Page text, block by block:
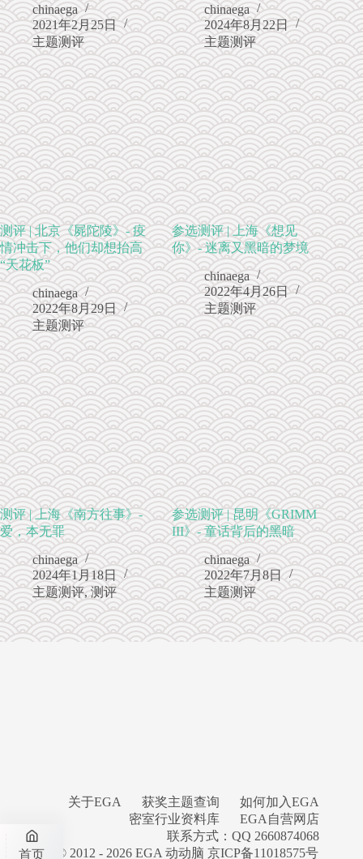
chinaega
2021年2月25日
主题测评
chinaega
2024年8月22日
主题测评
测评 | 北京《屍陀陵》- 疫
情冲击下，他们却想抬高
“天花板”
chinaega
2022年8月29日
主题测评
参选测评 | 上海《想见
你》- 迷离又黑暗的梦境
chinaega
2022年4月26日
主题测评
测评 | 上海《南方往事》-
爱，本无罪
chinaega
2024年1月18日
主题测评,测评
参选测评 | 昆明《GRIMM
III》- 童话背后的黑暗
chinaega
2022年7月8日
主题测评
关于EGA 获奖主题查询
如何加入EGA
密室行业资料库
EGA自营网店
联系方式：QQ 2660874068
Copyright © 2012 - 2026 EGA 动动脑 京ICP备11018575号
首页